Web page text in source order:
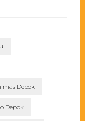
mas Depok
Depok